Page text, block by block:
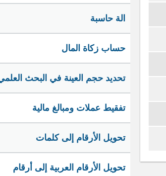
الة حاسبة
حساب زكاة المال
تحديد حجم العينة في البحث
تفقيط عملات ومبالغ مالية
تحويل الأرقام إلى كلمات
تحويل الأرقام العربية إلى أرقام